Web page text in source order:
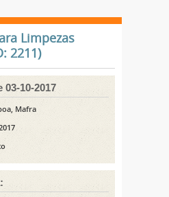
Limpezas
2211)
03-10-2017
Mafra